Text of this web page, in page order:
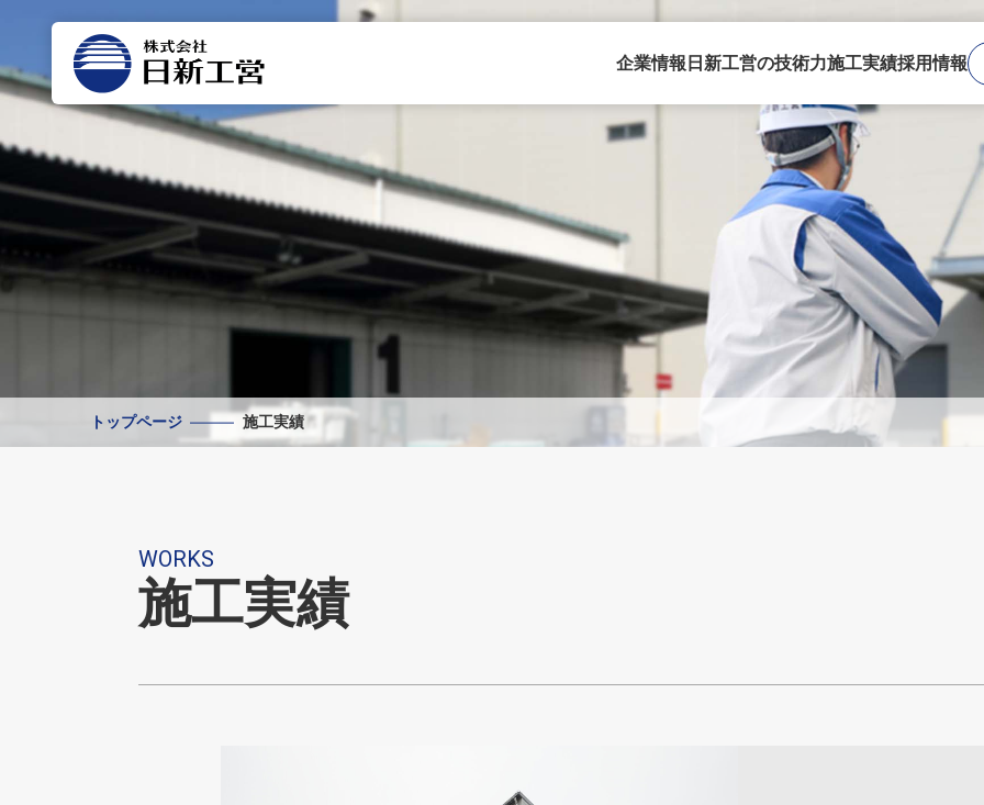
企業情報 日新工営の技術力施工実績採用情報
トップページ 施工実績
WORKS
施工実績